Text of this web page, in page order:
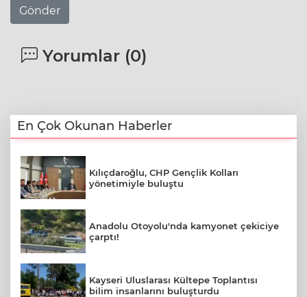
Gönder
Yorumlar (0)
En Çok Okunan Haberler
Kılıçdaroğlu, CHP Gençlik Kolları
yönetimiyle buluştu
Anadolu Otoyolu'nda kamyonet çekiciye
çarptı!
Kayseri Uluslarası Kültepe Toplantısı
bilim insanlarını buluşturdu